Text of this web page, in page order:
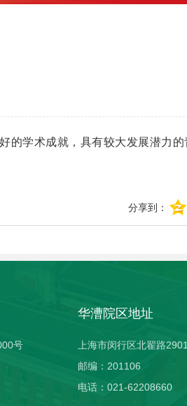
的学术成就，具有较大发展潜力的
分享到：
号
华漕院区地址
上海市闵行区北翟路
邮编：201106
电话：021-62208660